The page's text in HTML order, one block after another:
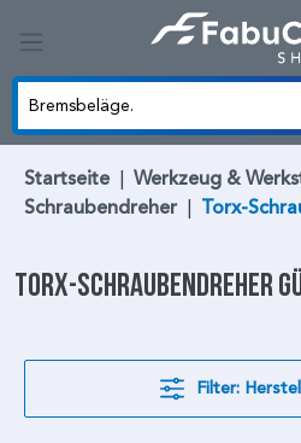
Startseite | Werkzeug &
Schraubendreher | Torx-
Torx-Schraubendreher
Filter: